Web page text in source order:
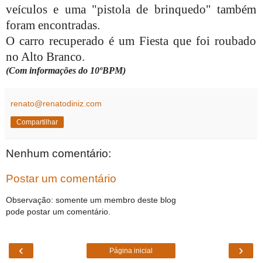
veículos e uma "pistola de brinquedo" também
foram encontradas.
O carro recuperado é um Fiesta que foi roubado
no Alto Branco.
(Com informações do 10ºBPM)
renato@renatodiniz.com
Compartilhar
Nenhum comentário:
Postar um comentário
Observação: somente um membro deste blog
pode postar um comentário.
‹ ›
Página inicial